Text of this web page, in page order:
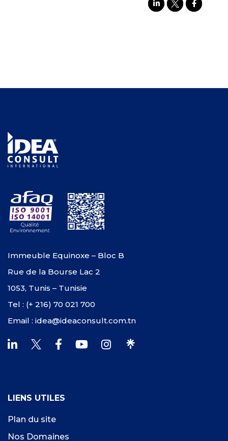
Immeuble Equinoxe – Bloc B
Rue de la Bourse Lac 2
1053, Tunis – Tunisie
Tel : (+ 216) 70 021 700
Email : idea@ideaconsult.com.tn
LIENS UTILES
Plan du site
Nos Domaines